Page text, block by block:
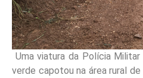
Uma viatura da Polícia
verde capotou na área rural